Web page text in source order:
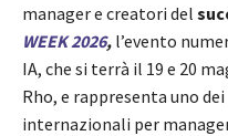
manager e creatori del
WEEK 2026, l’evento
IA, che si terrà il 19 e 20
Rho, e rappresenta uno
internazionali per